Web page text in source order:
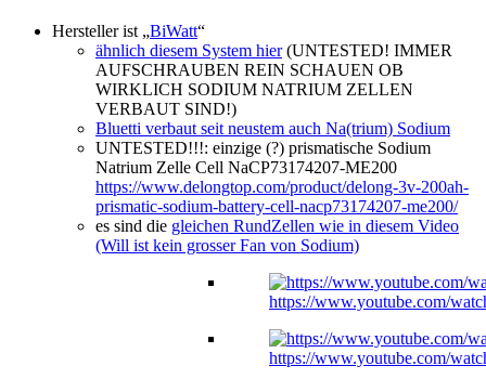
Hersteller ist „BiWatt“
ähnlich diesem System hier(UNTESTED! IMMER
AUFSCHRAUBEN REIN SCHAUEN OB
WIRKLICH SODIUM NATRIUM ZELLEN
VERBAUT SIND!)
Bluetti verbaut seit neustem auch Na(trium) Sodium
UNTESTED!!!: einzige (?) prismatische Sodium
Natrium Zelle Cell NaCP73174207-ME200
https://www.delongtop.com/product/delong-3v-200ah-
prismatic-sodium-battery-cell-nacp73174207-me200/
es sind die gleichen RundZellen wie in diesem Video
(Will ist kein grosser Fan von Sodium)
https://www.youtube.com/
https://www.youtube.com/